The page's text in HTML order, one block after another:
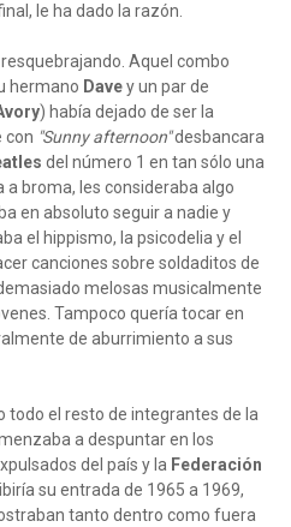
le ha dado la razón.
Aquel combo
hermano Davey un par de
) había dejado de ser la
con "Sunny afternoon"desbancara
del número 1 en tan sólo una
broma, les consideraba algo
en absoluto seguir a nadie y
el hippismo, la psicodelia y el
canciones sobre soldaditos de
melosas musicalmente
Tampoco quería tocar en
de aburrimiento a sus
todo el resto de integrantes de la
a despuntar en los
del país y la Federación
su entrada de 1965 a 1969,
tanto dentro como fuera